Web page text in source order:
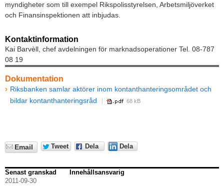
myndigheter som till exempel Rikspolisstyrelsen, Arbetsmiljöverket
och Finansinspektionen att inbjudas.
Kontaktinformation
Kai Barvèll, chef avdelningen för marknadsoperationer Tel. 08-787
08 19
Dokumentation
Riksbanken samlar aktörer inom kontanthanteringsområdet och
bildar kontanthanteringsråd
68 kB
Email Tweet Dela Dela
Senast granskad
2011-09-30
Innehållsansvarig